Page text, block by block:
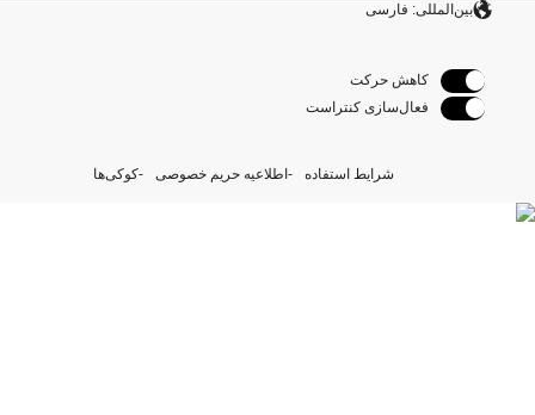
بین‌المللی: فارسی
کاهش حرکت
فعال‌سازی کنتراست
شرایط استفاده اطلاعیه حریم خصوصی کوکی‌ها